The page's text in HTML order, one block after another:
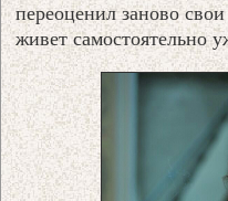
переоценил заново
живет самостоятельно